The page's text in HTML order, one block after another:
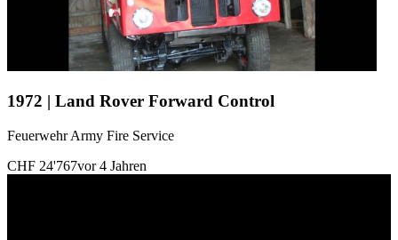
1972 | Land Rover Forward Control
Feuerwehr Army Fire Service
CHF 24'767vor 4 Jahren